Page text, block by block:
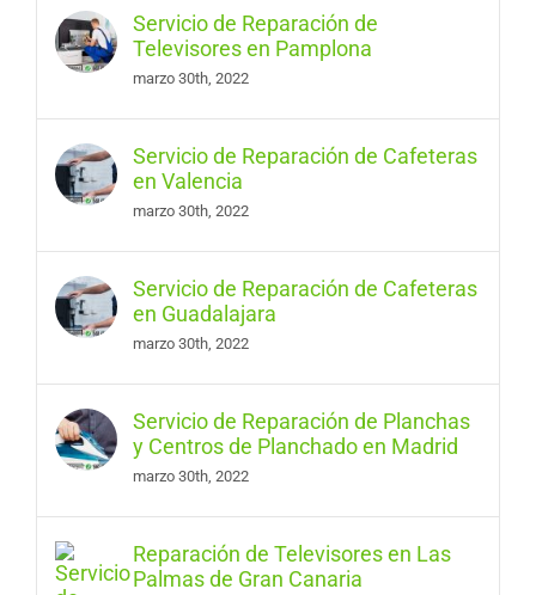
Servicio de Reparación de
Televisores en Pamplona
marzo 30th, 2022
Servicio de Reparación de Cafeteras
en Valencia
marzo 30th, 2022
Servicio de Reparación de Cafeteras
en Guadalajara
marzo 30th, 2022
Servicio de Reparación de Planchas
y Centros de Planchado en Madrid
marzo 30th, 2022
Reparación de Televisores en Las
Palmas de Gran Canaria